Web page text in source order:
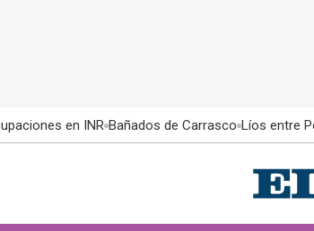
en INR Bañados de Carrasco Líos entre